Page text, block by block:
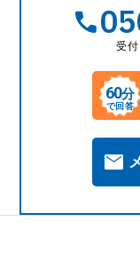
受
60分
で回答